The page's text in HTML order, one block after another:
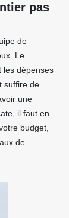
pas
de
Le
les dépenses
suffire de
une
il faut en
budget,
de